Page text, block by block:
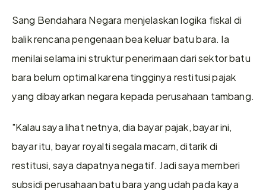
Sang Bendahara Negara menjelaskan logika fiskal di
balik rencana pengenaan bea keluar batu bara. Ia
menilai selama ini struktur penerimaan dari sektor batu
bara belum optimal karena tingginya restitusi pajak
yang dibayarkan negara kepada perusahaan tambang.
"Kalau saya lihat netnya, dia bayar pajak, bayar ini,
bayar itu, bayar royalti segala macam, ditarik di
restitusi, saya dapatnya negatif. Jadi saya memberi
subsidi perusahaan batu bara yang udah pada kaya